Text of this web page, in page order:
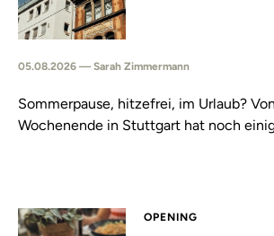
05.08.2026 — Sarah Zimmermann
Sommerpause, hitzefrei, im Urlaub?
Wochenende in Stuttgart hat noch
OPENING